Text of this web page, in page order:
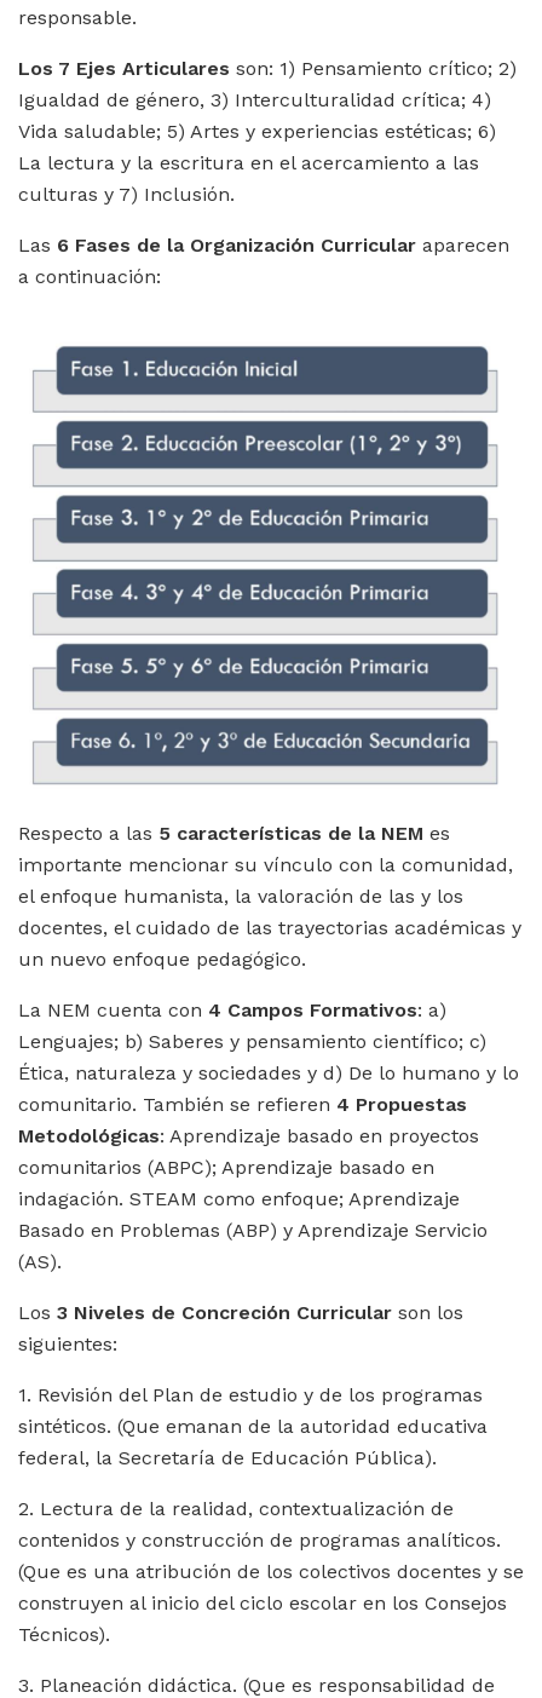
responsable.
Los 7 Ejes Articulares son: 1) Pensamiento crítico; 2)
Igualdad de género, 3) Interculturalidad crítica; 4)
Vida saludable; 5) Artes y experiencias estéticas; 6)
La lectura y la escritura en el acercamiento a las
culturas y 7) Inclusión.
Las 6 Fases de la Organización Curricular aparecen
a continuación:
Respecto a las 5 características de la NEM es
importante mencionar su vínculo con la comunidad,
el enfoque humanista, la valoración de las y los
docentes, el cuidado de las trayectorias académicas y
un nuevo enfoque pedagógico.
La NEM cuenta con 4 Campos Formativos: a)
Lenguajes; b) Saberes y pensamiento científico; c)
Ética, naturaleza y sociedades y d) De lo humano y lo
comunitario. También se refieren 4 Propuestas
Metodológicas: Aprendizaje basado en proyectos
comunitarios (ABPC); Aprendizaje basado en
indagación. STEAM como enfoque; Aprendizaje
Basado en Problemas (ABP) y Aprendizaje Servicio
(AS).
Los 3 Niveles de Concreción Curricular son los
siguientes:
1. Revisión del Plan de estudio y de los programas
sintéticos. (Que emanan de la autoridad educativa
federal, la Secretaría de Educación Pública).
2. Lectura de la realidad, contextualización de
contenidos y construcción de programas analíticos.
(Que es una atribución de los colectivos docentes y se
construyen al inicio del ciclo escolar en los Consejos
Técnicos).
3. Planeación didáctica. (Que es responsabilidad de